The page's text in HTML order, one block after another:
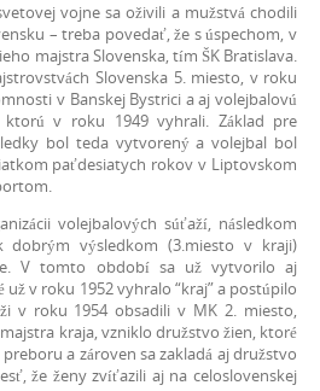
vojne sa oživili a mužstvá chodili
– treba povedať, že s úspechom, v
majstra Slovenska, tím ŠK Bratislava.
Slovenska 5. miesto, v roku
v Banskej Bystrici a aj volejbalovú
v roku 1949 vyhrali. Základ pre
bol teda vytvorený a volejbal bol
paťdesiatych rokov v Liptovskom
volejbalových súťaží, následkom
dobrým výsledkom (3.miesto v kraji)
V tomto období sa už vytvorilo aj
v roku 1952 vyhralo “kraj” a postúpilo
v roku 1954 obsadili v MK 2. miesto,
kraja, vzniklo družstvo žien, ktoré
a zároven sa zakladá aj družstvo
že ženy zvíťazili aj na celoslovenskej